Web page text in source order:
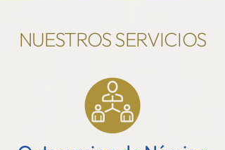
NUESTROS SERVICIOS